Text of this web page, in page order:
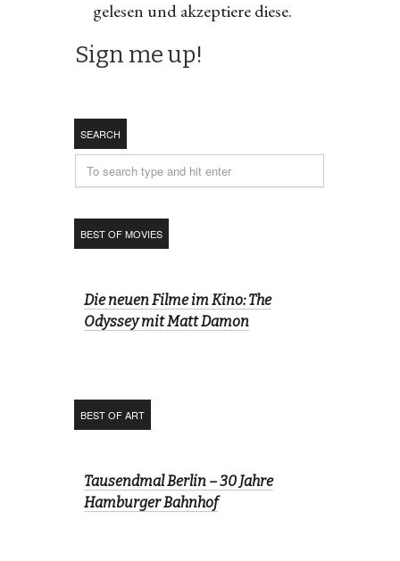
gelesen und akzeptiere diese.
SEARCH
BEST OF MOVIES
Die neuen Filme im Kino: The
Odyssey mit Matt Damon
BEST OF ART
Tausendmal Berlin – 30 Jahre
Hamburger Bahnhof